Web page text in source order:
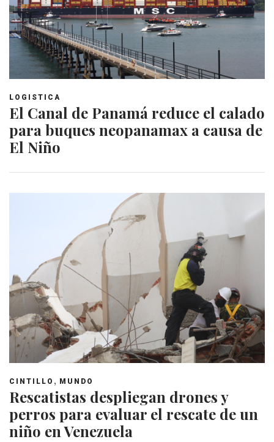
LOGISTICA
El Canal de Panamá reduce el calado
para buques neopanamax a causa de
El Niño
CINTILLO , MUNDO
Rescatistas despliegan drones y
perros para evaluar el rescate de un
niño en Venezuela